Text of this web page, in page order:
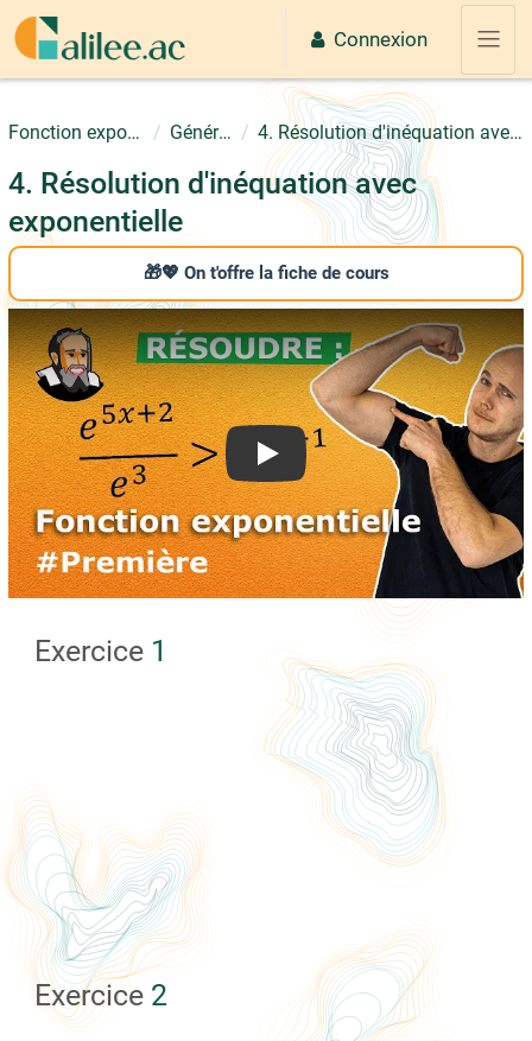
Passer au contenu principal
Connexion
Fonction exponentielle Généralités 4. Résolution d'inéquation avec exponentielle
4. Résolution d'inéquation avec
exponentielle
🎁💖 On t'offre la fiche de cours
Exercice 1
Exercice 2